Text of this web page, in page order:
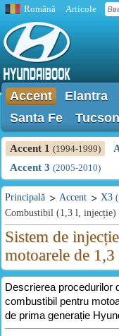
Română Articole
Accent Elantra
Santa Fe
Tucson
Accent 1 (1994-1999)
Accent 3 (2005-2010)
Principală Accent X3
Combustibil (1,3 l, injecție)
Sistem de
motoarele de
Descrierea procedurilor
combustibil pentru
de prima generație